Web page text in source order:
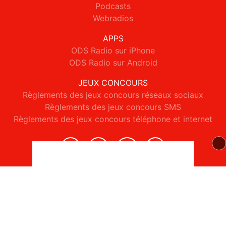
Podcasts
Webradios
APPS
ODS Radio sur iPhone
ODS Radio sur Android
JEUX CONCOURS
Règlements des jeux concours réseaux sociaux
Règlements des jeux concours SMS
Règlements des jeux concours téléphone et internet